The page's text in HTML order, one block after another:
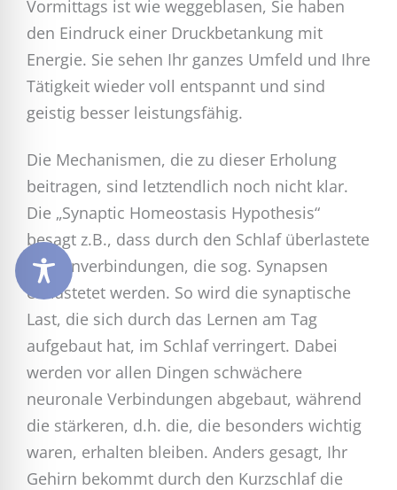
Vormittags ist wie weggeblasen, Sie haben
den Eindruck einer Druckbetankung mit
Energie. Sie sehen Ihr ganzes Umfeld und Ihre
Tätigkeit wieder voll entspannt und sind
geistig besser leistungsfähig.
Die Mechanismen, die zu dieser Erholung
beitragen, sind letztendlich noch nicht klar.
Die „Synaptic Homeostasis Hypothesis“
besagt z.B., dass durch den Schlaf überlastete
Nervenverbindungen, die sog. Synapsen
entlastetet werden. So wird die synaptische
Last, die sich durch das Lernen am Tag
aufgebaut hat, im Schlaf verringert. Dabei
werden vor allen Dingen schwächere
neuronale Verbindungen abgebaut, während
die stärkeren, d.h. die, die besonders wichtig
waren, erhalten bleiben. Anders gesagt, Ihr
Gehirn bekommt durch den Kurzschlaf die